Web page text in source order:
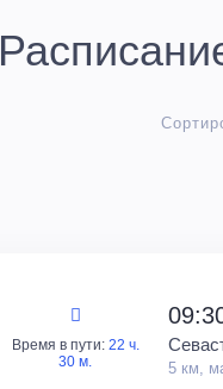
Время в пути:22 ч.
30 м.
5 км,